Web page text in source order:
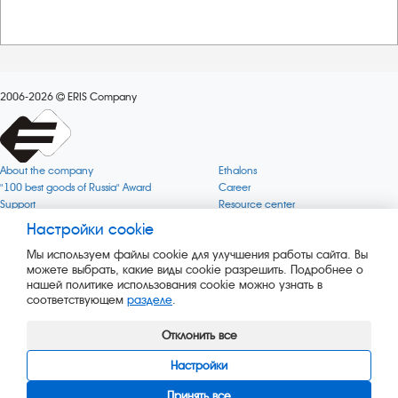
2006-2026 ERIS Company
About the company
"100 best goods of Russia" Award
Support
Quality
Verification via uncommon gases
Online services status
Press releases
Services
Ethalons
Career
Resource center
Company objectives
The Green 1000
Key BLE Generator
Настройки cookie
Мы используем файлы cookie для улучшения работы сайта. Вы
можете выбрать, какие виды cookie разрешить. Подробнее о
нашей политике использования cookie можно узнать в
соответствующем разделе.
Отклонить все
Настройки